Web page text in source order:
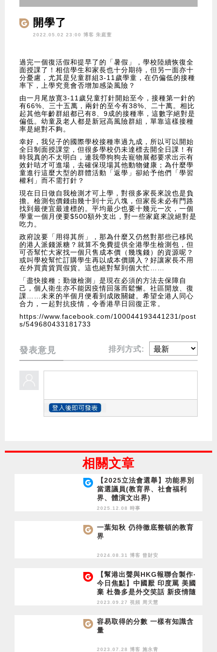
開學了
2022.05.02 23:00 博客 朱庭萱
過完一個復活假和提早了的「暑假」，學校陸續恢復全
面授課了！相信學生和家長也十分期待，但另一面亦十
分憂慮，尤其是兒童群組3-11歲學童，在仍偏低的接種
率下，上學究竟會否增加感染風險？
由一月尾放寛3-11歲兒童打針開始至今，接種第一針的
有66%、三十五萬，兩針的至今有38%、二十萬。相比
起其他年齡群組都已有8、9成的接種率，這數字絕對是
偏低。幼童及老人都是新冠高風險群組，單靠這樣接種
率是絕對不夠。
幸好，我兒子的國際學校接種率過九成，所以可以開始
全日制面授課堂，但很多學校仍未達標去開全日課！有
時我真的不太明白，連我帶狗狗去寵物展都要求出示有
效針咭才可進場，去確保現場其他動物健康；為什麼學
童進行這麼大型的群體活動「返學」卻給予他們「學習
權利」而不需打針？
現在日日做自我檢測才可上學，對很多家長來說也是負
擔。檢測包價錢由幾十到十元八塊，但家長未必有門路
找到最便宜最達標的。平均最少也要十幾元一次，一個
學童一個月便要$500額外支出，對一些家庭來說絕對是
吃力。
政府說要「用得其所」，那為什麼又仍然對那些已移民
的港人派錢派糖？就算不免費提供全港學生檢測包，但
可否幫忙大家找一個只售成本價（幾塊錢）的資源呢？
或叫學校幫忙訂購學生再以成本價購入？好讓家長不用
在外買貴貨買假貨。這也絕對幫到個大忙……
「盡快接種；勤做檢測」是現在必須的方法去保障自
己，個人衛生亦不能因疫情回落而鬆懈。社區開放、復
課……未來的半個月便看到成敗關鍵。希望全港人同心
合力，一起對抗疫情，令香港早日回復正常。
https://www.facebook.com/100044193441231/post
s/549680433181733
發表意見 排列方式:
相關文章
【2025立法會選舉】功能界別
當選議員(教育界、社會福利
界、體演文出界)
2025.12.08 時事
一葉知秋 仍待徹底整頓的教育
界
2024.08.31 博客 曾財安
【幫港出聲與HKG報聯合製作‧
今日焦點】中國厭 印度罵 美國
棄 杜魯多是外交笑話 新疫情隨
時爆 提前做準備
2023.09.27 視頻 周天慧
容易取得的分數 一樣有知識含
量
2023.07.28 博客 施永青